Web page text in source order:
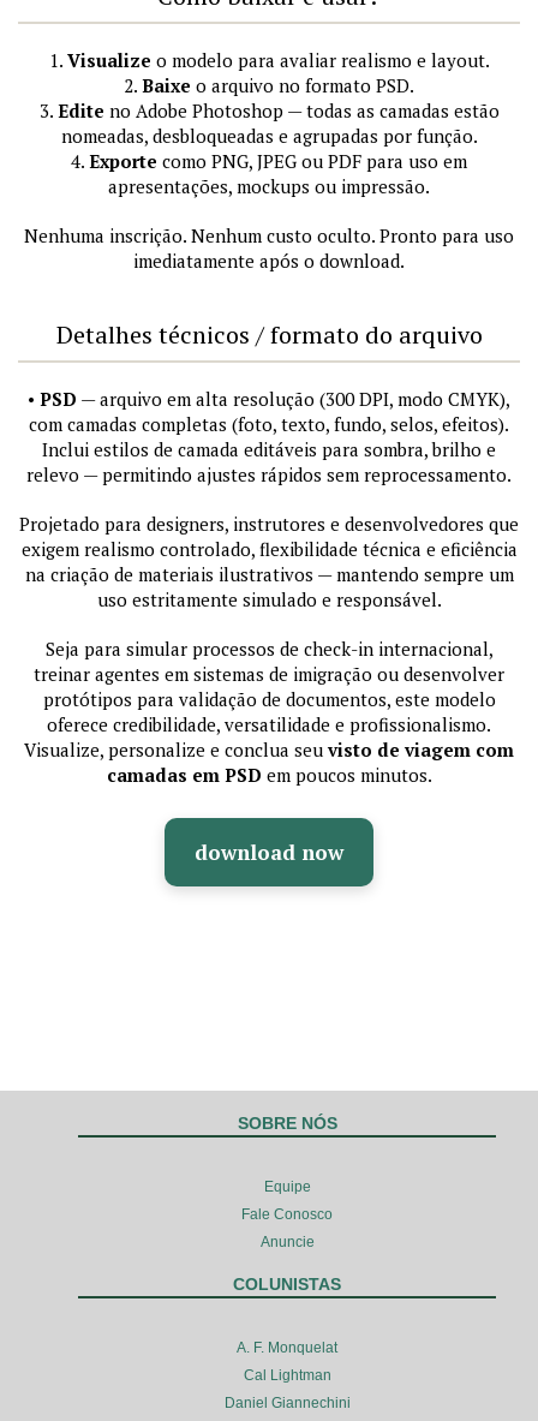
1. Visualize o modelo para avaliar realismo e layout.
2. Baixe o arquivo no formato PSD.
3. Edite no Adobe Photoshop — todas as camadas estão
nomeadas, desbloqueadas e agrupadas por função.
4. Exporte como PNG, JPEG ou PDF para uso em
apresentações, mockups ou impressão.
Nenhuma inscrição. Nenhum custo oculto. Pronto para uso
imediatamente após o download.
Detalhes técnicos / formato do arquivo
• PSD — arquivo em alta resolução (300 DPI, modo CMYK),
com camadas completas (foto, texto, fundo, selos, efeitos).
Inclui estilos de camada editáveis para sombra, brilho e
relevo — permitindo ajustes rápidos sem reprocessamento.
Projetado para designers, instrutores e desenvolvedores que
exigem realismo controlado, flexibilidade técnica e eficiência
na criação de materiais ilustrativos — mantendo sempre um
uso estritamente simulado e responsável.
Seja para simular processos de check-in internacional,
treinar agentes em sistemas de imigração ou desenvolver
protótipos para validação de documentos, este modelo
oferece credibilidade, versatilidade e profissionalismo.
Visualize, personalize e conclua seuvisto de viagem com
camadas em PSD em poucos minutos.
download now
SOBRE NÓS
Equipe
Fale Conosco
Anuncie
COLUNISTAS
A. F. Monquelat
Cal Lightman
Daniel Giannechini